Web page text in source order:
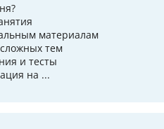
материалам
тем
и тесты
на ...